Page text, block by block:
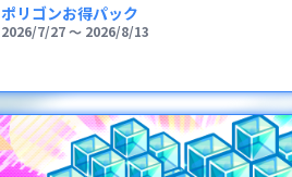
ポリゴンお得パック
2026/7/27〜 2026/8/13